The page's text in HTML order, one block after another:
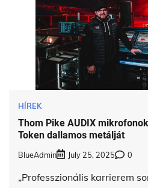
HÍREK
Thom Pike AUDIX
Token dallamos metálját
BlueAdmin July 25, 2025 0
„Professzionális karrierem